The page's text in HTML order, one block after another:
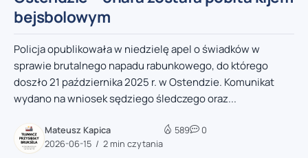
bejsbolowym
Policja opublikowała w niedzielę apel o świadków w
sprawie brutalnego napadu rabunkowego, do którego
doszło 21 października 2025 r. w Ostendzie. Komunikat
wydano na wniosek sędziego śledczego oraz...
Mateusz Kapica
2026-06-15
2 min czytania
589 0